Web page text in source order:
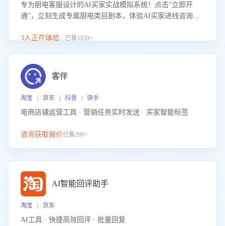
专为厨电客服设计的AI买家实战模拟系统！点击“立即开
通”，立刻生成专属厨电类目剧本，体验AI买家进线咨询真
实场景应对技巧！
3人正在体验...已售1659+
客伴
淘宝 | 京东 | 抖音 | 快手
电商店铺运营工具 · 营销任务实时发送 · 买家智能标签
咨询获取报价已售299+
AI智能回评助手
淘宝 | 京东
AI工具 · 快捷高效回评 · 批量回复